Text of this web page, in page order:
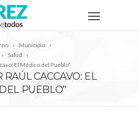
Municipio
Salud
El Médico del Pueblo”
RAÚL CACCAVO: EL
PUEBLO”